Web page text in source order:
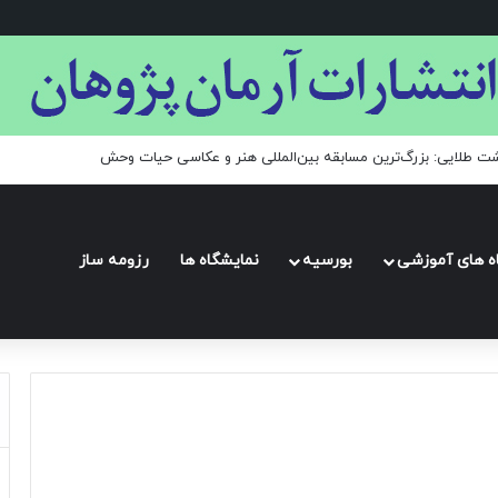
طلایی: بزرگ‌ترین مسابقه بین‌المللی هنر و عکاسی حیات وحش
های آموزشی بورسیه نمایشگاه ها رزومه ساز